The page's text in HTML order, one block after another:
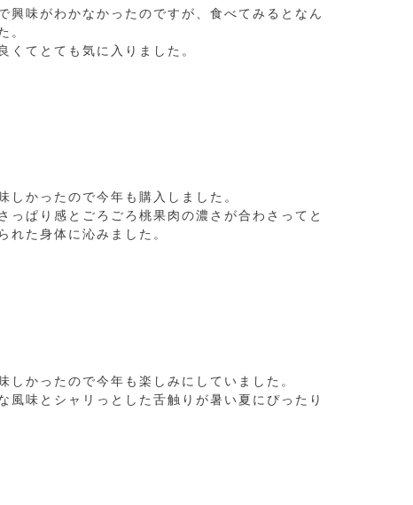
興味がわかなかったのですが、食べてみるとなん
。
くてとても気に入りました。
しかったので今年も購入しました。
っぱり感とごろごろ桃果肉の濃さが合わさってと
れた身体に沁みました。
しかったので今年も楽しみにしていました。
風味とシャリっとした舌触りが暑い夏にぴったり